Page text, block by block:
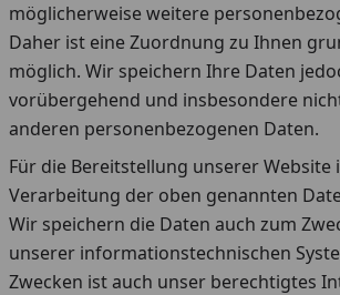
möglicherweise weitere
Daher ist eine Zuordnung zu Ihnen
möglich. Wir speichern Ihre Daten
vorübergehend und insbesondere
anderen personenbezogenen Daten.
Für die Bereitstellung unserer Website
Verarbeitung der oben genannten
Wir speichern die Daten auch zum
unserer informationstechnischen
Zwecken ist auch unser berechtigtes